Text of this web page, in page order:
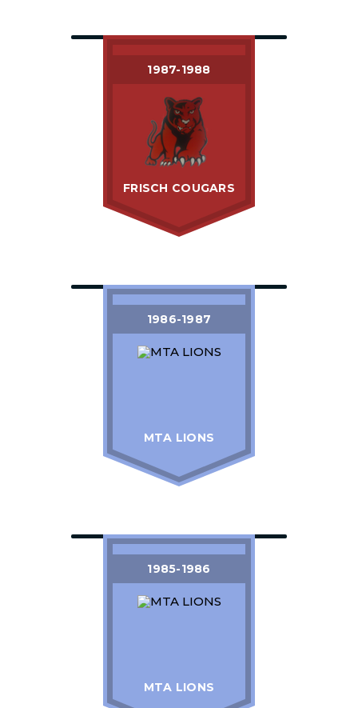
1987-1988
FRISCH COUGARS
1986-1987
MTA LIONS
1985-1986
MTA LIONS